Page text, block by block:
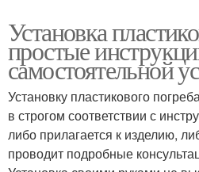
Установка
простые
самостоятельной
Установку пластикового
в строгом соответствии с
либо прилагается к изделию,
проводит подробные